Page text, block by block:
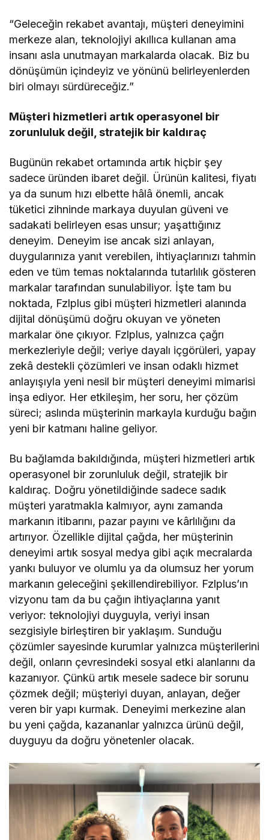
“Geleceğin rekabet avantajı, müşteri deneyimini
merkeze alan, teknolojiyi akıllıca kullanan ama
insanı asla unutmayan markalarda olacak. Biz bu
dönüşümün içindeyiz ve yönünü belirleyenlerden
biri olmayı sürdüreceğiz.”
Müşteri hizmetleri artık operasyonel bir
zorunluluk değil, stratejik bir kaldıraç
Bugünün rekabet ortamında artık hiçbir şey
sadece üründen ibaret değil. Ürünün kalitesi, fiyatı
ya da sunum hızı elbette hâlâ önemli, ancak
tüketici zihninde markaya duyulan güveni ve
sadakati belirleyen esas unsur; yaşattığınız
deneyim. Deneyim ise ancak sizi anlayan,
duygularınıza yanıt verebilen, ihtiyaçlarınızı tahmin
eden ve tüm temas noktalarında tutarlılık gösteren
markalar tarafından sunulabiliyor. İşte tam bu
noktada, Fzlplus gibi müşteri hizmetleri alanında
dijital dönüşümü doğru okuyan ve yöneten
markalar öne çıkıyor. Fzlplus, yalnızca çağrı
merkezleriyle değil; veriye dayalı içgörüleri, yapay
zekâ destekli çözümleri ve insan odaklı hizmet
anlayışıyla yeni nesil bir müşteri deneyimi mimarisi
inşa ediyor. Her etkileşim, her soru, her çözüm
süreci; aslında müşterinin markayla kurduğu bağın
yeni bir katmanı haline geliyor.
Bu bağlamda bakıldığında, müşteri hizmetleri artık
operasyonel bir zorunluluk değil, stratejik bir
kaldıraç. Doğru yönetildiğinde sadece sadık
müşteri yaratmakla kalmıyor, aynı zamanda
markanın itibarını, pazar payını ve kârlılığını da
artırıyor. Özellikle dijital çağda, her müşterinin
deneyimi artık sosyal medya gibi açık mecralarda
yankı buluyor ve olumlu ya da olumsuz her yorum
markanın geleceğini şekillendirebiliyor. Fzlplus’ın
vizyonu tam da bu çağın ihtiyaçlarına yanıt
veriyor: teknolojiyi duyguyla, veriyi insan
sezgisiyle birleştiren bir yaklaşım. Sunduğu
çözümler sayesinde kurumlar yalnızca müşterilerini
değil, onların çevresindeki sosyal etki alanlarını da
kazanıyor. Çünkü artık mesele sadece bir sorunu
çözmek değil; müşteriyi duyan, anlayan, değer
veren bir yapı kurmak. Deneyimi merkezine alan
bu yeni çağda, kazananlar yalnızca ürünü değil,
duyguyu da doğru yönetenler olacak.